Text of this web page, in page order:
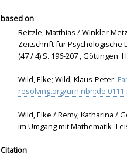
based on
Reitzle, Matthias / Winkler
Zeitschrift für Psychologische
(47 / 4) S. 196-207 , Göttingen:
Wild, Elke; Wild, Klaus-Peter:
resolving.org/
Wild, Elke / Remy, Katharina /
im Umgang mit Mathematik-
Citation